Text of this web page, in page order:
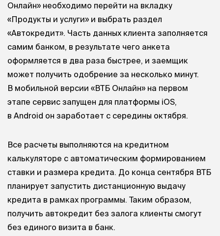
Онлайн» необходимо перейти на вкладку
«Продукты и услуги» и выбрать раздел
«Автокредит». Часть данных клиента заполняется
самим банком, в результате чего анкета
оформляется в два раза быстрее, и заемщик
может получить одобрение за несколько минут.
В мобильной версии «ВТБ Онлайн» на первом
этапе сервис запущен для платформы iOS,
в Android он заработает с середины октября.
Все расчеты выполняются на кредитном
калькуляторе с автоматическим формированием
ставки и размера кредита. До конца сентября ВТБ
планирует запустить дистанционную выдачу
кредита в рамках программы. Таким образом,
получить автокредит без залога клиенты смогут
без единого визита в банк.